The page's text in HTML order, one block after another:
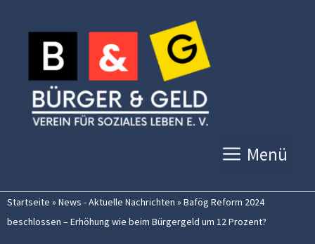
Inhalt
springen
Menü
Startseite » News - Aktuelle Nachrichten » Bafög Reform 2024
beschlossen – Erhöhung wie beim Bürgergeld um 12 Prozent?